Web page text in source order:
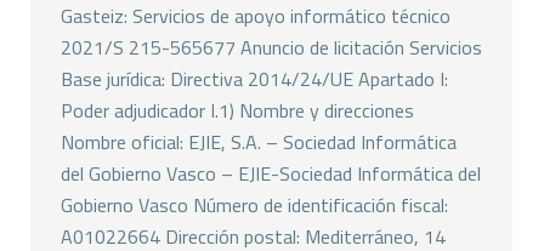
Gasteiz: Servicios de apoyo informático técnico
2021/S 215-565677 Anuncio de licitación Servicios
Base jurídica: Directiva 2014/24/UE Apartado I:
Poder adjudicador I.1) Nombre y direcciones
Nombre oficial: EJIE, S.A. – Sociedad Informática
del Gobierno Vasco – EJIE-Sociedad Informática del
Gobierno Vasco Número de identificación fiscal:
A01022664 Dirección postal: Mediterráneo, 14